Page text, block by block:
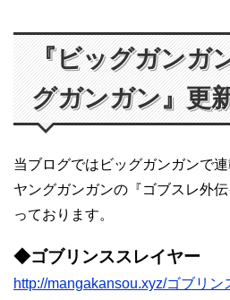
『ビッグガンガ
グガンガン』更
当ブログではビッグガンガンで
ヤングガンガンの『ゴブスレ外
っております。
◆ゴブリンススレイヤー
http://mangakansou.xyz/ゴブリン